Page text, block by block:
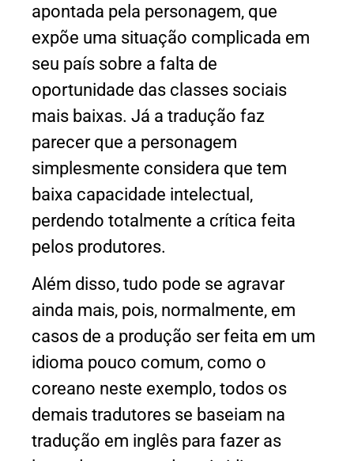
apontada pela personagem, que
expõe uma situação complicada em
seu país sobre a falta de
oportunidade das classes sociais
mais baixas. Já a tradução faz
parecer que a personagem
simplesmente considera que tem
baixa capacidade intelectual,
perdendo totalmente a crítica feita
pelos produtores.
Além disso, tudo pode se agravar
ainda mais, pois, normalmente, em
casos de a produção ser feita em um
idioma pouco comum, como o
coreano neste exemplo, todos os
demais tradutores se baseiam na
tradução em inglês para fazer as